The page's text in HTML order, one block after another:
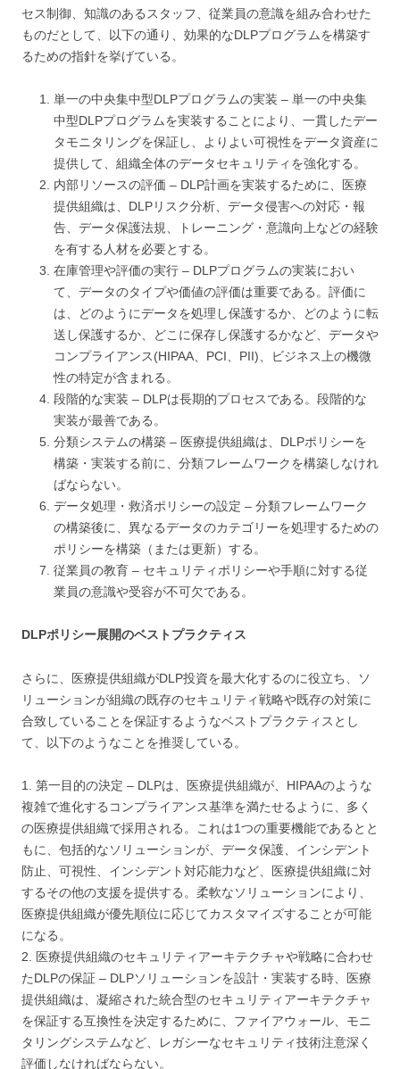
セス制御、知識のあるスタッフ、従業員の意識を組み合わせた
ものだとして、以下の通り、効果的なDLPプログラムを構築す
るための指針を挙げている。
単一の中央集中型DLPプログラムの実装 – 単一の中央集
中型DLPプログラムを実装することにより、一貫したデー
タモニタリングを保証し、よりよい可視性をデータ資産に
提供して、組織全体のデータセキュリティを強化する。
内部リソースの評価 – DLP計画を実装するために、医療
提供組織は、DLPリスク分析、データ侵害への対応・報
告、データ保護法規、トレーニング・意識向上などの経験
を有する人材を必要とする。
在庫管理や評価の実行 – DLPプログラムの実装におい
て、データのタイプや価値の評価は重要である。評価に
は、どのようにデータを処理し保護するか、どのように転
送し保護するか、どこに保存し保護するかなど、データや
コンプライアンス(HIPAA、PCI、PII)、ビジネス上の機微
性の特定が含まれる。
段階的な実装 – DLPは長期的プロセスである。段階的な
実装が最善である。
分類システムの構築 – 医療提供組織は、DLPポリシーを
構築・実装する前に、分類フレームワークを構築しなけれ
ばならない。
データ処理・救済ポリシーの設定 – 分類フレームワーク
の構築後に、異なるデータのカテゴリーを処理するための
ポリシーを構築（または更新）する。
従業員の教育 – セキュリティポリシーや手順に対する従
業員の意識や受容が不可欠である。
DLPポリシー展開のベストプラクティス
さらに、医療提供組織がDLP投資を最大化するのに役立ち、ソ
リューションが組織の既存のセキュリティ戦略や既存の対策に
合致していることを保証するようなベストプラクティスとし
て、以下のようなことを推奨している。
1. 第一目的の決定 – DLPは、医療提供組織が、HIPAAのような
複雑で進化するコンプライアンス基準を満たせるように、多く
の医療提供組織で採用される。これは1つの重要機能であるとと
もに、包括的なソリューションが、データ保護、インシデント
防止、可視性、インシデント対応能力など、医療提供組織に対
するその他の支援を提供する。柔軟なソリューションにより、
医療提供組織が優先順位に応じてカスタマイズすることが可能
になる。
2. 医療提供組織のセキュリティアーキテクチャや戦略に合わせ
たDLPの保証 – DLPソリューションを設計・実装する時、医療
提供組織は、凝縮された統合型のセキュリティアーキテクチャ
を保証する互換性を決定するために、ファイアウォール、モニ
タリングシステムなど、レガシーなセキュリティ技術注意深く
評価しなければならない。